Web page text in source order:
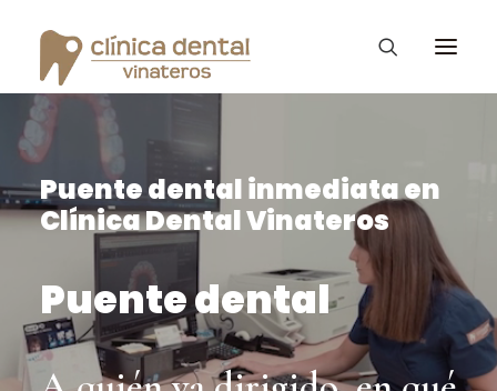
Ortodoncia Invisible
Diseño de Sonrisa
Vinateros Kids
Tratamientos
La clínica Dental
Puente dental inmediata en
Clínica Dental Vinateros
Puente dental